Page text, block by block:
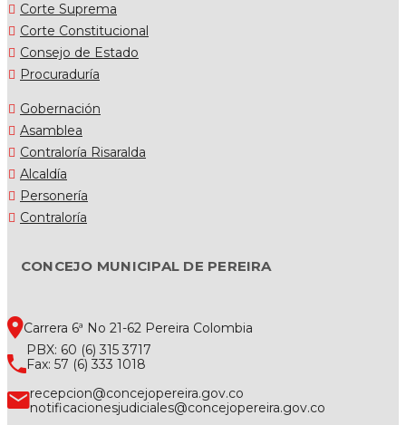
Corte Suprema
Corte Constitucional
Consejo de Estado
Procuraduría
Gobernación
Asamblea
Contraloría Risaralda
Alcaldía
Personería
Contraloría
CONCEJO MUNICIPAL DE PEREIRA
Carrera 6ª No 21-62 Pereira Colombia
PBX: 60 (6) 315 3717
Fax: 57 (6) 333 1018
recepcion@concejopereira.gov.co
notificacionesjudiciales@concejopereira.gov.co